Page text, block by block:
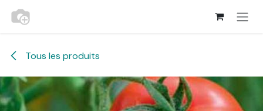
Se rendre au contenu
Tous les produits